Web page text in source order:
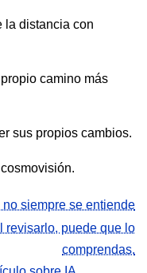
la distancia con
camino más
sus propios cambios.
siempre se entiende
revisarlo, puede que lo
comprendas.